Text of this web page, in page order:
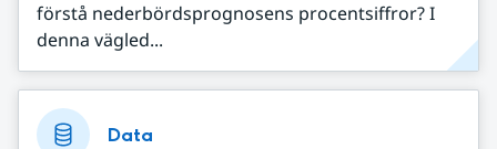
förstå nederbördsprognosens procentsiffror? I
denna vägled...
Data